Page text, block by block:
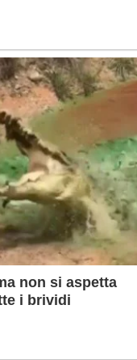
non si aspetta
i brividi